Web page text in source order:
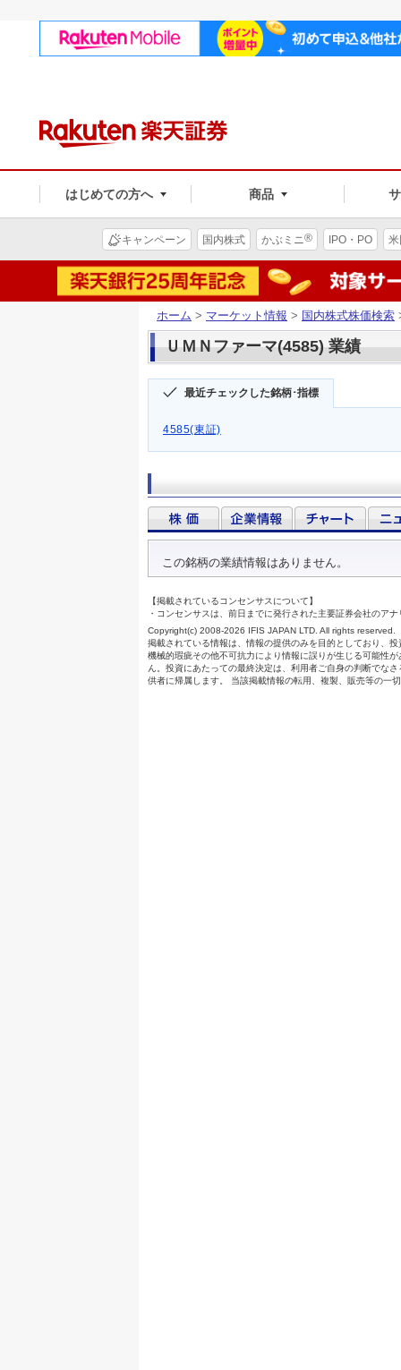
はじめての方へ 商品
キャンペーン 国内株式 かぶミニ® IPO・PO
ホーム > マーケット情報 > 国内株式株価検索
ＵＭＮファーマ(4585) 業績
最近チェックした銘柄･指標
4585(東証)